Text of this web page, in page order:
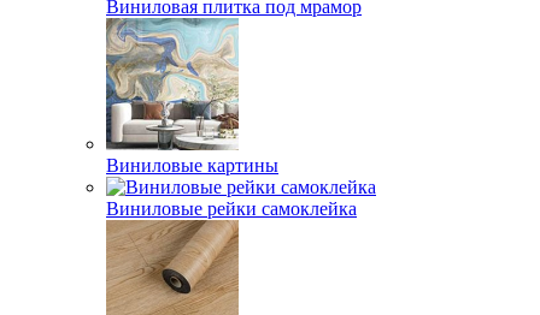
Виниловая плитка под мрамор
Виниловые картины
Виниловые рейки самоклейка